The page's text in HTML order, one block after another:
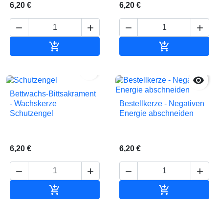
6,20 €
 

6,20 €
 

Bettwachs-Bittsakrament
- Wachskerze
Schutzengel
6,20 €
 


Bestellkerze - Negativen
Energie abschneiden
6,20 €
 
